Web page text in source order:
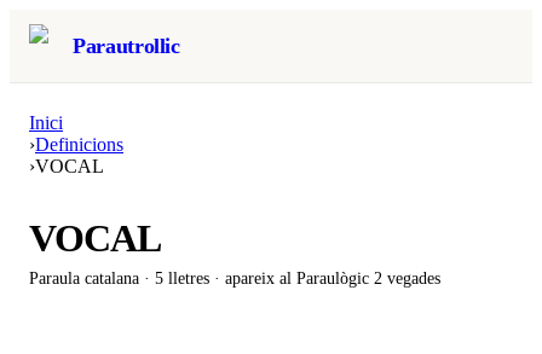
Parautrollic
Inici
›Definicions
›VOCAL
VOCAL
Paraula catalana · 5 lletres · apareix al Paraulògic 2 vegades